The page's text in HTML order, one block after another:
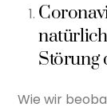
Störung
Wie wir